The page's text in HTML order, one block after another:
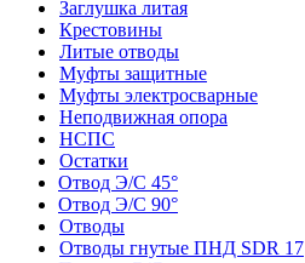
Заглушка литая
Крестовины
Литые отводы
Муфты защитные
Муфты электросварные
Неподвижная опора
НСПС
Остатки
Отвод Э/С 45°
Отвод Э/С 90°
Отводы
Отводы гнутые ПНД SDR 17